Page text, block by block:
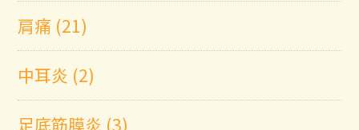
肩痛 (21)
中耳炎 (2)
足底筋膜炎 (3)